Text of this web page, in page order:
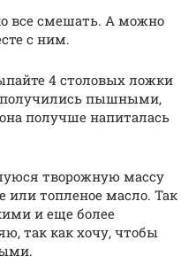
все смешать. А можно
с ним.
4 столовых ложки
получились пышными,
получше напиталась
творожную массу
или топленое масло. Так
и еще более
так как хочу, чтобы